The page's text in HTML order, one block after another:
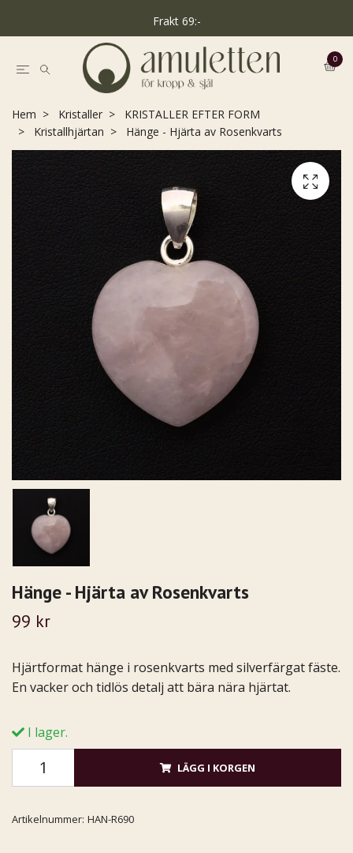
Frakt 69:-
0
Hem Kristaller
KRISTALLER EFTER FORM
Kristallhjärtan
Hänge - Hjärta av Rosenkvarts
Hänge - Hjärta av Rosenkvarts
99 kr
Hjärtformat hänge i rosenkvarts med silverfärgat fäste.
En vacker och tidlös detalj att bära nära hjärtat.
I lager.
LÄGG I KORGEN
Artikelnummer: HAN-R690